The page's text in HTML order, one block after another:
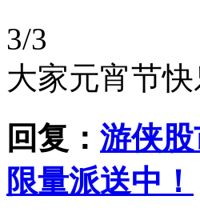
3/3
大家元宵节
回复： 游侠
限量派送中！